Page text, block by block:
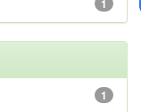
1
1